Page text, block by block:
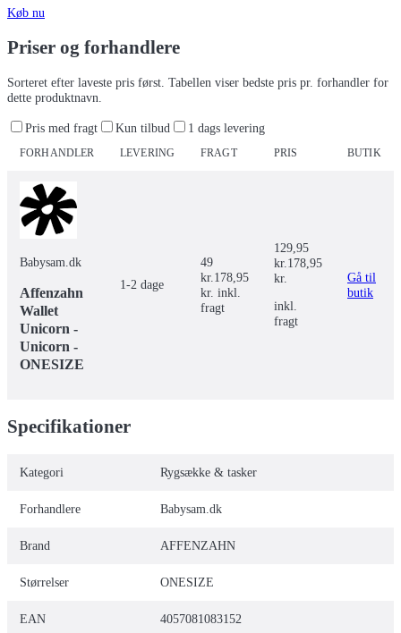
Køb nu
Priser og forhandlere
Sorteret efter laveste pris først. Tabellen viser bedste pris pr. forhandler for
dette produktnavn.
Pris med fragt Kun tilbud 1 dags levering
FORHANDLER LEVERING FRAGT PRIS BUTIK
Babysam.dk
Affenzahn
Wallet
Unicorn -
Unicorn -
ONESIZE
1-2 dage
49
kr. 178,95
kr. inkl.
fragt
129,95
kr. 178,95
kr.
inkl.
fragt
Gå til
butik
Specifikationer
Kategori Rygsække & tasker
Forhandlere Babysam.dk
Brand AFFENZAHN
Størrelser ONESIZE
EAN 4057081083152